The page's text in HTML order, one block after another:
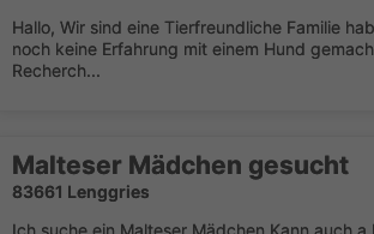
Hallo, Wir sind eine Tierfreundliche Familie
noch keine Erfahrung mit einem Hund
Recherch...
Malteser Mädchen gesucht
83661 Lenggries
Ich suche ein Malteser Mädchen Kann auch a